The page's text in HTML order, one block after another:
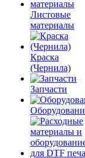
Листовые
материалы
Краска
(Чернила)
Запчасти